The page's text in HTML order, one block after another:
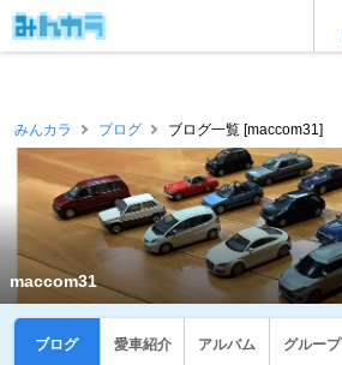
みんカラ ブログ ブログ一覧 [maccom31]
maccom31
ブログ 愛車紹介 アルバム グループ